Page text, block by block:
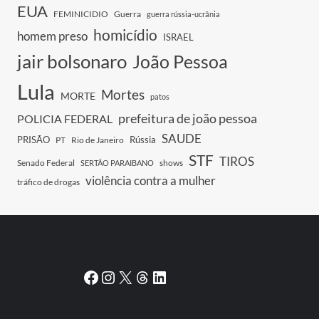
EUA FEMINICIDIO Guerra guerra rússia-ucrânia
homem preso homicídio ISRAEL
jair bolsonaro João Pessoa
Lula MORTE Mortes patos
POLICIA FEDERAL prefeitura de joão pessoa
PRISÃO PT Rio de Janeiro Rússia SAUDE
Senado Federal SERTÃO PARAIBANO shows STF TIROS
tráfico de drogas violência contra a mulher
Facebook
Instagram
X Threads
LinkedIn